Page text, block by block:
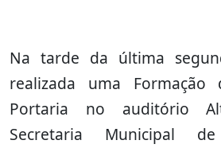
Na tarde da última
realizada uma Formação
Portaria no auditório
Secretaria Municipal